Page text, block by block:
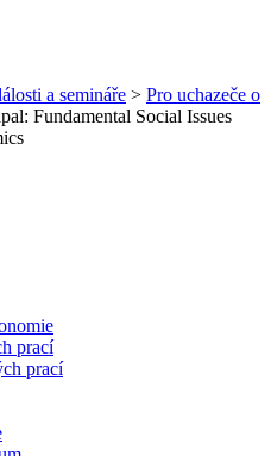
a semináře > Pro uchazeče o
Fundamental Social Issues
prací
prací